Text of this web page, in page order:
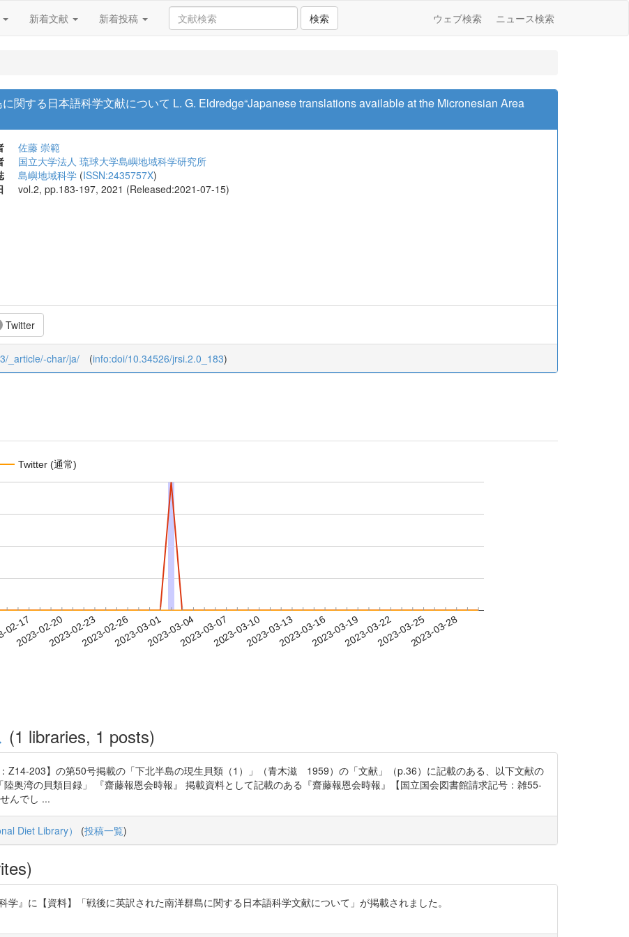
新着文献 新着投稿 検索 ウェブ検索 ニュース検索
関する日本語科学文献について L. G. Eldredge“Japanese translations available at the Micronesian Area
佐藤 崇範
国立大学法人 琉球大学島嶼地域科学研究所
島嶼地域科学 (ISSN:2435757X)
vol.2, pp.183-197, 2021 (Released:2021-07-15)
Twitter
_article/-char/ja/ (info:doi/10.34526/jrsi.2.0_183)
Twitter (通常)
17
2023-02-202023-02-232023-02-262023-03-012023-03-042023-03-072023-03-102023-03-132023-03-162023-03-192023-03-222023-03-252023-03-28
(1 libraries, 1 posts)
Z14-203】の第50号掲載の「下北半島の現生貝類（1）」（青木滋 1959）の「文献」（p.36）に記載のある、以下文献の
奥湾の貝類目録」 『齋藤報恩会時報』 掲載資料として記載のある『齋藤報恩会時報』【国立国会図書館請求記号：雑55-
んでし ...
Diet Library） (投稿一覧)
』に【資料】「戦後に英訳された南洋群島に関する日本語科学文献について」が掲載されました。